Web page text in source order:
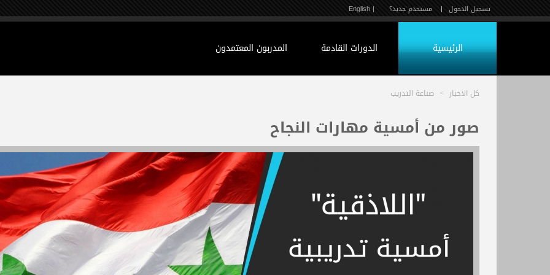
تسجيل الدخول | مستخدم جديد؟ | English
الرئيسية الدورات القادمة المدربون المعتمدون
كل الاخبار > صناعة التدريب
صور من أمسية مهارات النجاح